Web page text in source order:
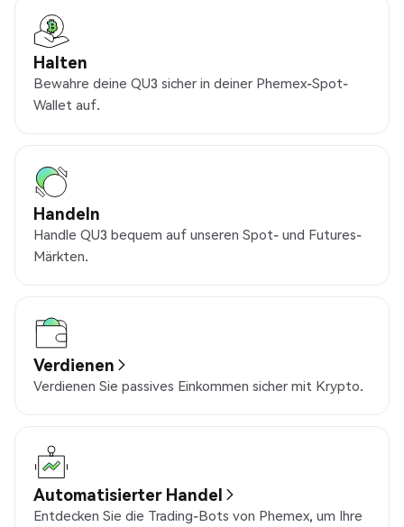
Halten
Bewahre deine QU3 sicher in deiner Phemex-Spot-
Wallet auf.
Handeln
Handle QU3 bequem auf unseren Spot- und Futures-
Märkten.
Verdienen
Verdienen Sie passives Einkommen sicher mit Krypto.
Automatisierter Handel
Entdecken Sie die Trading-Bots von Phemex, um Ihre